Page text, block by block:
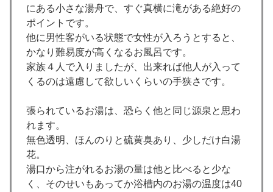
にある小さな湯舟で、すぐ真横に滝がある絶好の
ポイントです。
他に男性客がいる状態で女性が入ろうとすると、
かなり難易度が高くなるお風呂です。
家族４人で入りましたが、出来れば他人が入って
くるのは遠慮して欲しいくらいの手狭さです。
張られているお湯は、恐らく他と同じ源泉と思わ
れます。
無色透明、ほんのりと硫黄臭あり、少しだけ白湯
花。
湯口から注がれるお湯の量は他と比べると少な
く、そのせいもあってか浴槽内のお湯の温度は40